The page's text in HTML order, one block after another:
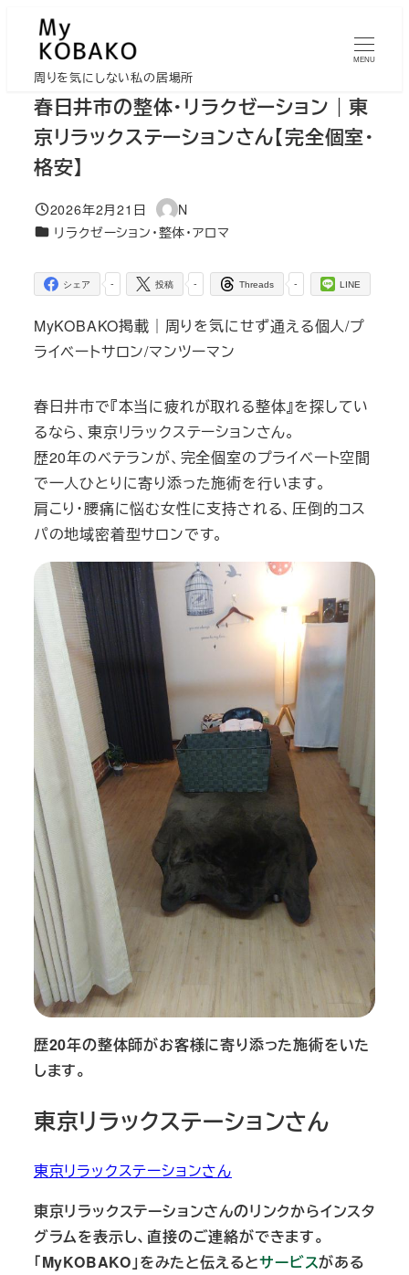
周りを気にしない私の居場所
MENU
春日井市の整体・リラクゼーション｜東
京リラックステーションさん【完全個室・
格安】
投稿日
2026年2月21日
著
者
N
カテゴリー
リラクゼーション・整体・アロマ
-
シェア -
投稿 -
Threads LINE
MyKOBAKO掲載｜周りを気にせず通える個人/プ
ライベートサロン/マンツーマン
春日井市で『本当に疲れが取れる整体』を探してい
るなら、東京リラックステーションさん。
歴20年のベテランが、完全個室のプライベート空間
で一人ひとりに寄り添った施術を行います。
肩こり・腰痛に悩む女性に支持される、圧倒的コス
パの地域密着型サロンです。
歴20年の整体師がお客様に寄り添った施術をいた
します。
東京リラックステーションさん
東京リラックステーションさん
東京リラックステーションさんのリンクからインスタ
グラムを表示し、直接のご連絡ができます。
「MyKOBAKO」をみたと伝えるとサービスがある